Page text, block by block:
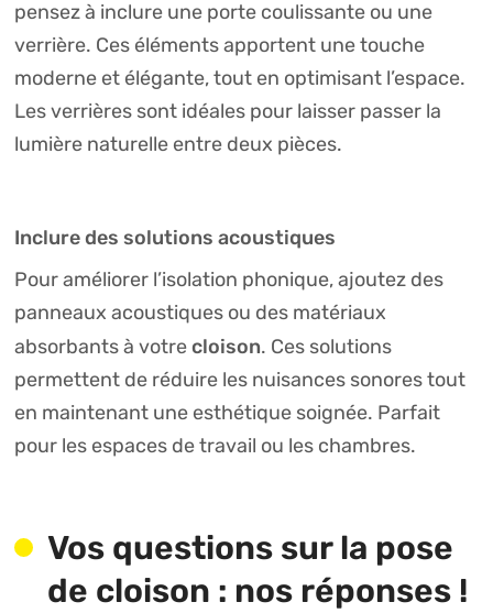
pensez à inclure une porte coulissante ou une
verrière. Ces éléments apportent une touche
moderne et élégante, tout en optimisant l’espace.
Les verrières sont idéales pour laisser passer la
lumière naturelle entre deux pièces.
Inclure des solutions acoustiques
Pour améliorer l’isolation phonique, ajoutez des
panneaux acoustiques ou des matériaux
absorbants à votrecloison. Ces solutions
permettent de réduire les nuisances sonores tout
en maintenant une esthétique soignée. Parfait
pour les espaces de travail ou les chambres.
Vos questions sur la pose
de cloison : nos réponses !